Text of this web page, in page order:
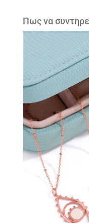
Πως να